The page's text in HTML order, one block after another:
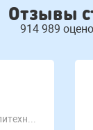
Отзывы
914 989